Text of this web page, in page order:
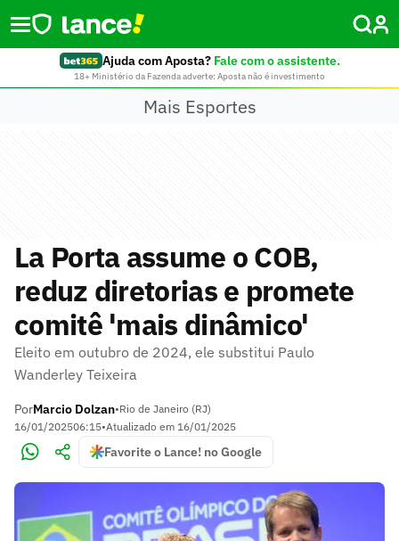
Ajuda com Aposta? Fale com o assistente.
18+ Ministério da Fazenda adverte: Aposta não é investimento
Mais Esportes
La Porta assume o COB,
reduz diretorias e promete
comitê 'mais dinâmico'
Eleito em outubro de 2024, ele substitui Paulo
Wanderley Teixeira
PorMarcio Dolzan•Rio de Janeiro (RJ)
16/01/202506:15•Atualizado em 16/01/2025
Favorite o Lance! no Google